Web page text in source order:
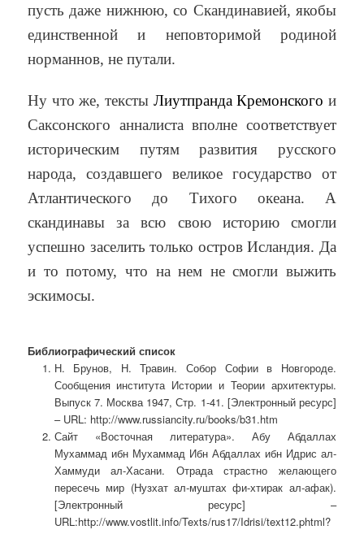
пусть даже нижнюю, со Скандинавией, якобы
единственной и неповторимой родиной
норманнов, не путали.
Ну что же, тексты Лиутпранда Кремонского и
Саксонского анналиста вполне соответствует
историческим путям развития русского
народа, создавшего великое государство от
Атлантического до Тихого океана. А
скандинавы за всю свою историю смогли
успешно заселить только остров Исландия. Да
и то потому, что на нем не смогли выжить
эскимосы.
Библиографический список
Н. Брунов, Н. Травин. Собор Софии в Новгороде.
Сообщения института Истории и Теории архитектуры.
Выпуск 7. Москва 1947, Стр. 1-41. [Электронный ресурс]
– URL: http://www.russiancity.ru/books/b31.htm
Сайт «Восточная литература». Абу Абдаллах
Мухаммад ибн Мухаммад Ибн Абдаллах ибн Идрис ал-
Хаммуди ал-Хасани. Отрада страстно желающего
пересечь мир (Нузхат ал-муштах фи-хтирак ал-афак).
[Электронный ресурс] –
URL:http://www.vostlit.info/Texts/rus17/Idrisi/text12.phtml?